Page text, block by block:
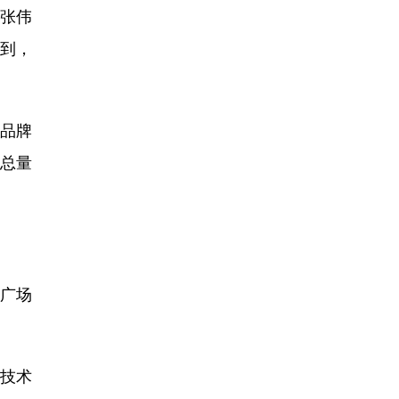
伟
，
牌
量
场
术